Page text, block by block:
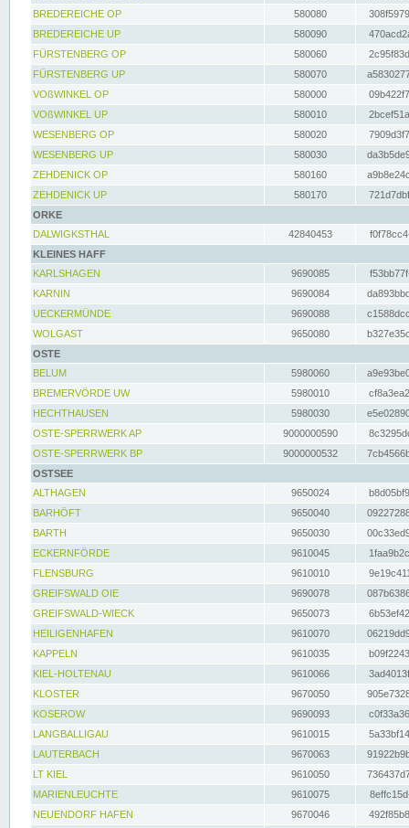
BREDEREICHE OP
580080
BREDEREICHE UP
580090
FÜRSTENBERG OP
580060
FÜRSTENBERG UP
580070
VOßWINKEL OP
580000
VOßWINKEL UP
580010
WESENBERG OP
580020
WESENBERG UP
580030
ZEHDENICK OP
580160
ZEHDENICK UP
580170
ORKE
DALWIGKSTHAL
42840453
KLEINES HAFF
KARLSHAGEN
9690085
KARNIN
9690084
UECKERMÜNDE
9690088
WOLGAST
9650080
OSTE
BELUM
5980060
BREMERVÖRDE UW
5980010
HECHTHAUSEN
5980030
OSTE-SPERRWERK AP
9000000590
OSTE-SPERRWERK BP
9000000532
OSTSEE
ALTHAGEN
9650024
BARHÖFT
9650040
BARTH
9650030
ECKERNFÖRDE
9610045
FLENSBURG
9610010
GREIFSWALD OIE
9690078
GREIFSWALD-WIECK
9650073
HEILIGENHAFEN
9610070
KAPPELN
9610035
KIEL-HOLTENAU
9610066
KLOSTER
9670050
KOSEROW
9690093
LANGBALLIGAU
9610015
LAUTERBACH
9670063
LT KIEL
9610050
MARIENLEUCHTE
9610075
NEUENDORF HAFEN
9670046